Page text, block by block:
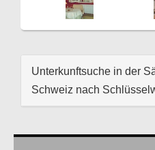
Unterkunftsuche in der
Schweiz nach